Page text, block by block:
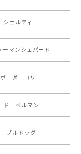
【 自然に囲まれた ポメラニアン 】マグカップ 犬 ペット うちの子 犬グッズ ギフト プレゼント 母の日
たので、注文し
シェルティー
ーマンシェパード
ボーダーコリー
ドーベルマン
ブルドッグ